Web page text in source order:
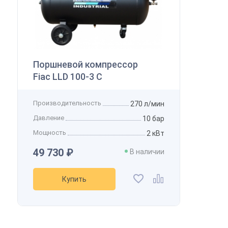
Поршневой компрессор
Fiac LLD 100-3 C
Производительность 270 л/мин
Давление 10 бар
Мощность 2 кВт
49 730 ₽ В наличии
Купить